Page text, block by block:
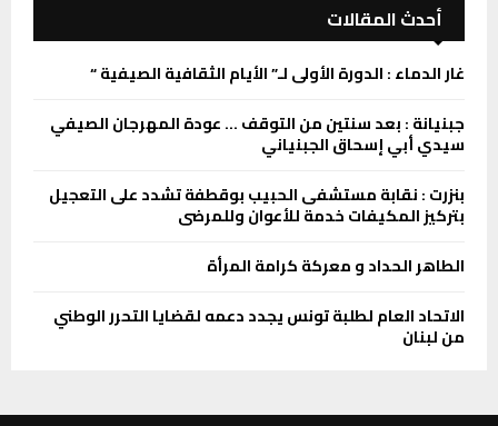
أحدث المقالات
غار الدماء : الدورة الأولى لـ” الأيام الثقافية الصيفية “
جبنيانة : بعد سنتين من التوقف … عودة المهرجان الصيفي
سيدي أبي إسحاق الجبنياني
بنزرت : نقابة مستشفى الحبيب بوقطفة تشدد على التعجيل
بتركيز المكيفات خدمة للأعوان وللمرضى
الطاهر الحداد و معركة كرامة المرأة
الاتحاد العام لطلبة تونس يجدد دعمه لقضايا التحرر الوطني
من لبنان